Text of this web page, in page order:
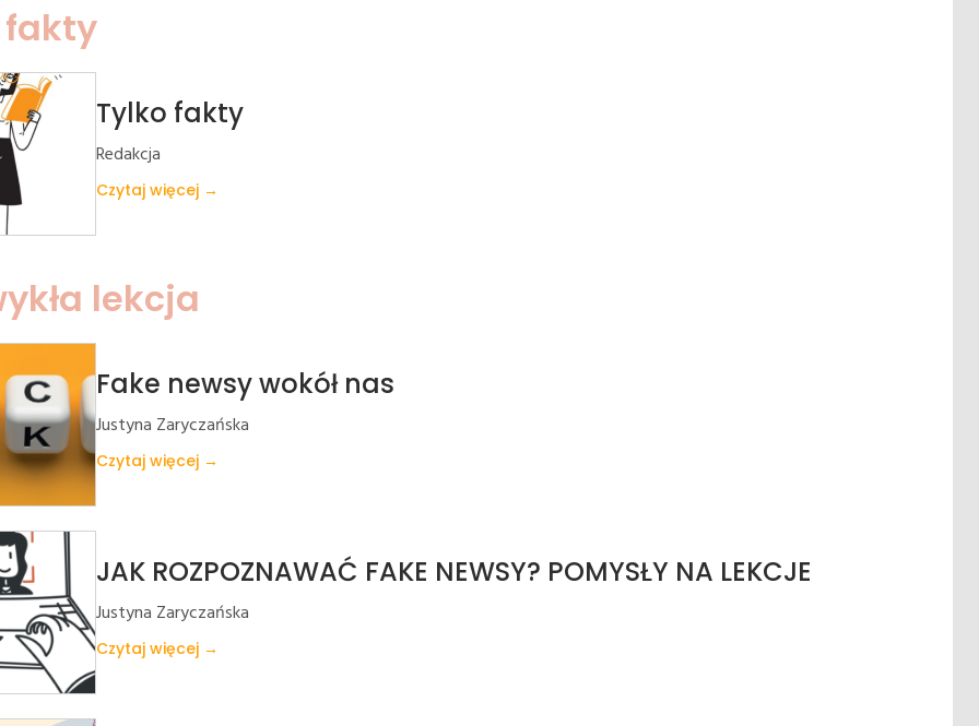
fakty
Tylko fakty
Redakcja
Czytaj więcej →
lekcja
Fake newsy wokół nas
Justyna Zaryczańska
Czytaj więcej →
JAK ROZPOZNAWAĆ FAKE NEWSY? POMYSŁY NA LEKCJE
Justyna Zaryczańska
Czytaj więcej →